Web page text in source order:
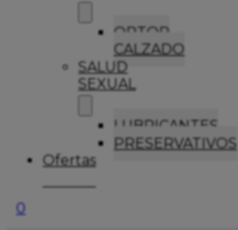
ORTOP
CALZADO
SALUD
SEXUAL
LUBRICANTES
PRESERVATIVOS
Ofertas
0